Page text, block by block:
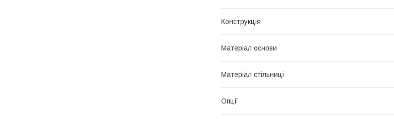
Конструкція
Матеріал основи
Матеріал стільниці
Опції